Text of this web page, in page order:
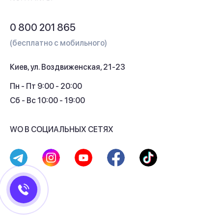
Кэшбек
0 800 201 865
(бесплатно с мобильного)
Киев, ул. Воздвиженская, 21-23
Пн - Пт 9:00 - 20:00
Сб - Вс 10:00 - 19:00
WO В СОЦИАЛЬНЫХ СЕТЯХ